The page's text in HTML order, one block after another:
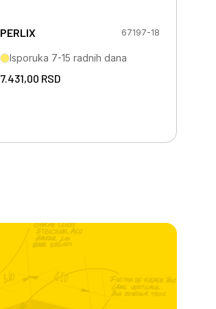
PERLIX 67197-18
Isporuka 7-15 radnih dana
7.431,00 RSD